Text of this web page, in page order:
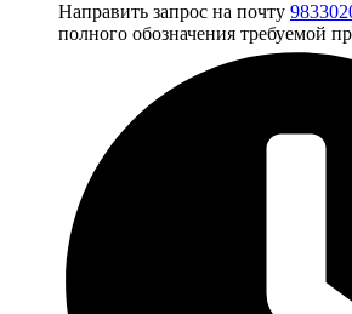
Направить запрос на почту
полного обозначения требуемой